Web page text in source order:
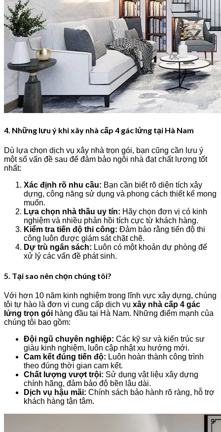
4. Những lưu ý khi xây nhà cấp 4 gác lửng tại Hà Nam
Dù lựa chọn dịch vụ xây nhà trọn gói, bạn cũng cần lưu ý
một số vấn đề sau để đảm bảo ngôi nhà đạt chất lượng tốt
nhất:
Xác định rõ nhu cầu: Bạn cần biết rõ diện tích xây
dựng, công năng sử dụng và phong cách thiết kế mong
muốn.
Lựa chọn nhà thầu uy tín: Hãy chọn đơn vị có kinh
nghiệm và nhiều phản hồi tích cực từ khách hàng.
Kiểm tra tiến độ thi công: Đảm bảo rằng tiến độ thi
công luôn được giám sát chặt chẽ.
Dự trù ngân sách: Luôn có một khoản dự phòng để
xử lý các vấn đề phát sinh.
5. Tại sao nên chọn chúng tôi?
Với hơn 10 năm kinh nghiệm trong lĩnh vực xây dựng, chúng
tôi tự hào là đơn vị cung cấp dịch vụ xây nhà cấp 4 gác
lửng trọn gói hàng đầu tại Hà Nam. Những điểm mạnh của
chúng tôi bao gồm:
Đội ngũ chuyên nghiệp: Các kỹ sư và kiến trúc sư
giàu kinh nghiệm, luôn cập nhật xu hướng mới.
Cam kết đúng tiến độ: Luôn hoàn thành công trình
theo đúng thời gian cam kết.
Chất lượng vượt trội: Sử dụng vật liệu xây dựng
chính hãng, đảm bảo độ bền lâu dài.
Dịch vụ hậu mãi: Chính sách bảo hành rõ ràng, hỗ trợ
khách hàng tận tâm.